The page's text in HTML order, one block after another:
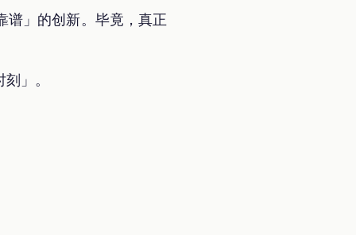
谱」的创新。毕竟，真正
」。